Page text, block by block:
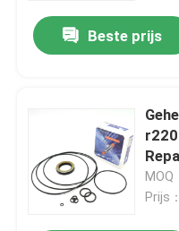
Beste prijs
Prijs